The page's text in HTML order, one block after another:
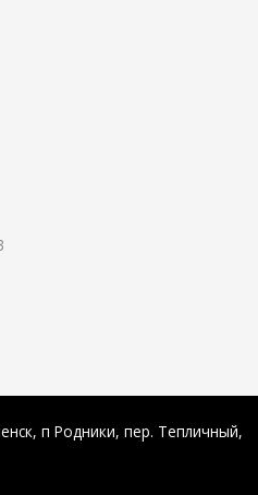
п Родники, пер. Тепличный,